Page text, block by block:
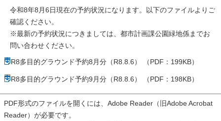
令和8年8月6日現在の予約状況になります。以下のファイルよりご
確認ください。
※最新の予約状況につきましては、都市計画課公園緑地係までお
問い合わせください。
R8多目的グラウンド予約8月分（R8.8.6） （PDF：199KB）
R8多目的グラウンド予約9月分（R8.8.6） （PDF：198KB）
PDF形式のファイルを開くには、Adobe Reader（旧Adobe Acrobat
Reader）が必要です。